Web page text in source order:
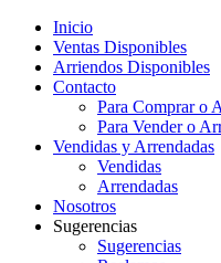
Inicio
Ventas Disponibles
Arriendos Disponibles
Contacto
Para Comprar o
Para Vender o
Vendidas y Arrendadas
Vendidas
Arrendadas
Nosotros
Sugerencias
Sugerencias